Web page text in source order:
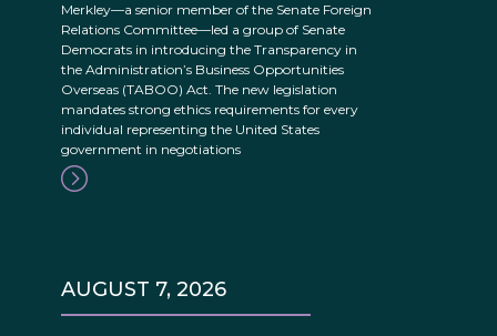
Merkley—a senior member of the Senate Foreign
Relations Committee—led a group of Senate
Democrats in introducing the Transparency in
the Administration’s Business Opportunities
Overseas (TABOO) Act. The new legislation
mandates strong ethics requirements for every
individual representing the United States
government in negotiations
AUGUST 7, 2026